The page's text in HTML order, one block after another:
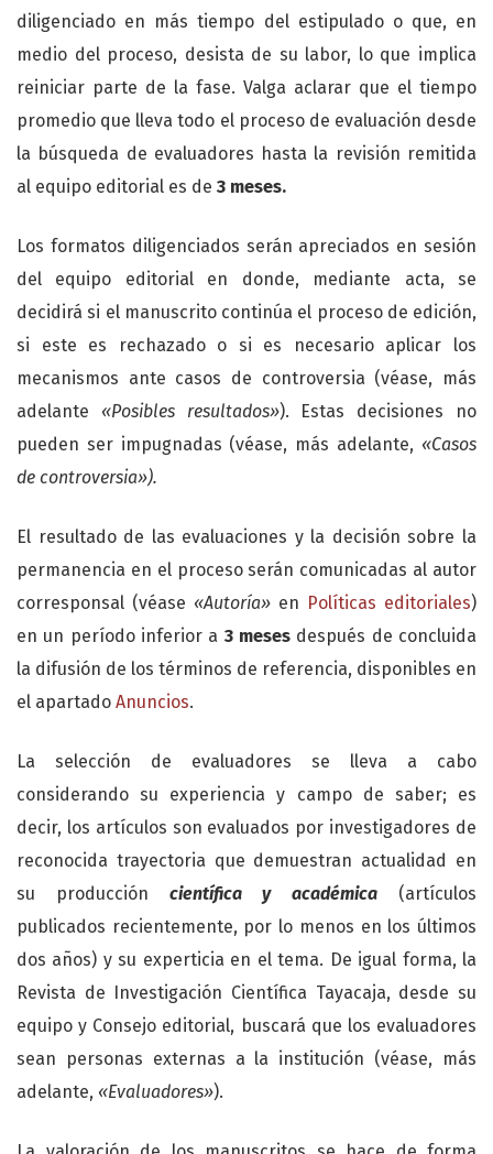
diligenciado en más tiempo del estipulado o que, en
medio del proceso, desista de su labor, lo que implica
reiniciar parte de la fase. Valga aclarar que el tiempo
promedio que lleva todo el proceso de evaluación desde
la búsqueda de evaluadores hasta la revisión remitida
al equipo editorial es de 3 meses.
Los formatos diligenciados serán apreciados en sesión
del equipo editorial en donde, mediante acta, se
decidirá si el manuscrito continúa el proceso de edición,
si este es rechazado o si es necesario aplicar los
mecanismos ante casos de controversia (véase, más
adelante «Posibles resultados»). Estas decisiones no
pueden ser impugnadas (véase, más adelante, «Casos
de controversia»).
El resultado de las evaluaciones y la decisión sobre la
permanencia en el proceso serán comunicadas al autor
corresponsal (véase «Autoría» en Políticas editoriales)
en un período inferior a 3 meses después de concluida
la difusión de los términos de referencia, disponibles en
el apartado Anuncios.
La selección de evaluadores se lleva a cabo
considerando su experiencia y campo de saber; es
decir, los artículos son evaluados por investigadores de
reconocida trayectoria que demuestran actualidad en
su producción científica y académica (artículos
publicados recientemente, por lo menos en los últimos
dos años) y su experticia en el tema. De igual forma, la
Revista de Investigación Científica Tayacaja, desde su
equipo y Consejo editorial, buscará que los evaluadores
sean personas externas a la institución (véase, más
adelante, «Evaluadores»).